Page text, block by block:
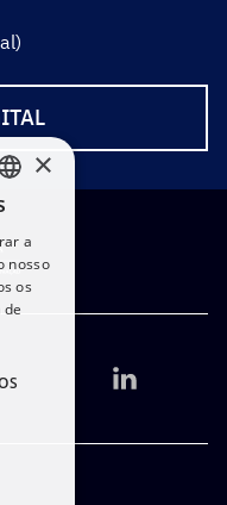
×
a
nosso
os
de